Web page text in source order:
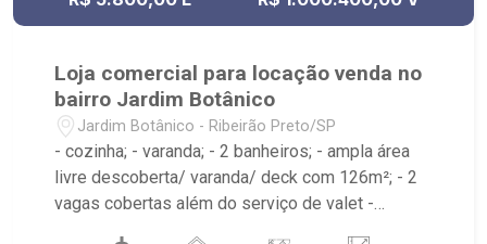
Loja comercial para locação venda no
bairro Jardim Botânico
Jardim Botânico - Ribeirão Preto/SP
- cozinha; - varanda; - 2 banheiros; - ampla área
livre descoberta/ varanda/ deck com 126m²; - 2
vagas cobertas além do serviço de valet -